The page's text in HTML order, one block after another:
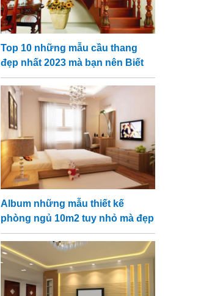
Top 10 những mẫu cầu thang
đẹp nhất 2023 mà bạn nên Biết
Album những mẫu thiết kế
phòng ngủ 10m2 tuy nhỏ mà đẹp